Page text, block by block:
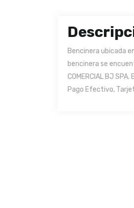
Bencinera ubicada
bencinera se
COMERCIAL BJ
Pago Efectivo,